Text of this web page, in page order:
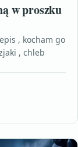
w proszku
, kocham go
, chleb